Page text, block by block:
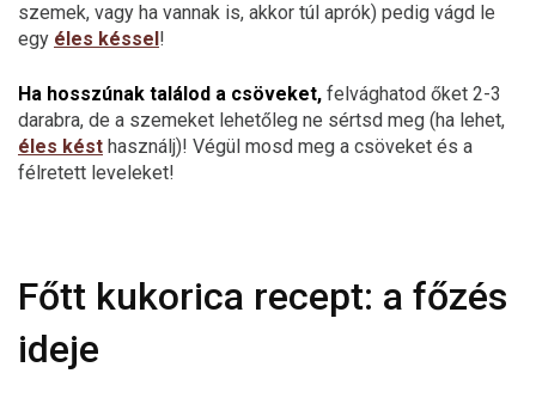
szemek, vagy ha vannak is, akkor túl aprók) pedig vágd le
egy éles késsel!
Ha hosszúnak találod a csöveket, felvághatod őket 2-3
darabra, de a szemeket lehetőleg ne sértsd meg (ha lehet,
éles kést használj)! Végül mosd meg a csöveket és a
félretett leveleket!
Főtt kukorica recept: a főzés
ideje